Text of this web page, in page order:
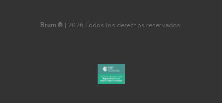
Brum ® | 2026 Todos los derechos reservados.